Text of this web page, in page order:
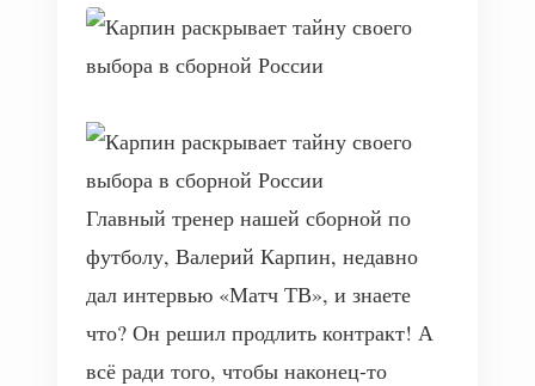
Главный тренер нашей сборной по
футболу, Валерий Карпин, недавно
дал интервью «Матч ТВ», и знаете
что? Он решил продлить контракт! А
всё ради того, чтобы наконец-то